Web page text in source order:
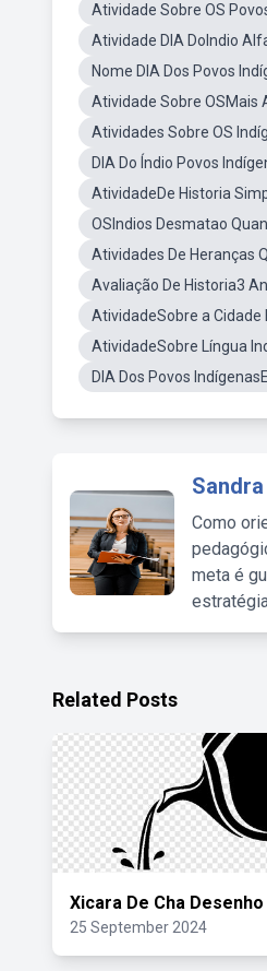
Atividade Sobre OS
Atividade DIA DoIndio
Nome DIA Dos Povos
Atividade Sobre OSMais
Atividades Sobre OS
DIA Do Índio Povos
AtividadeDe Historia
OSIndios Desmatao
Atividades De Heranças
Avaliação De Historia3
AtividadeSobre a Cidade
AtividadeSobre Língua
DIA Dos Povos
Sandra
Como
meta é
Related Posts
Xicara De Cha Desenho
25 September 2024